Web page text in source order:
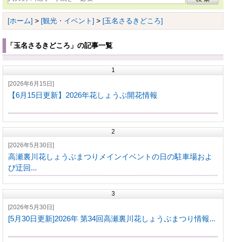
[ホーム] > [観光・イベント] > [玉名さるきどころ]
「玉名さるきどころ」の記事一覧
1
[2026年6月15日]
【6月15日更新】2026年花しょうぶ開花情報
2
[2026年5月30日]
高瀬裏川花しょうぶまつりメインイベントの日の駐車場およ
び迂回...
3
[2026年5月30日]
[5月30日更新]2026年 第34回高瀬裏川花しょうぶまつり情報...